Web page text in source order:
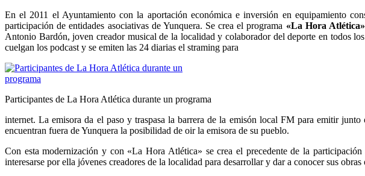
En el 2011 el Ayuntamiento con la aportación económica e inversión en equipamiento
participación de entidades asociativas de Yunquera. Se crea el programa «La Hora Atlética»
Antonio Bardón, joven creador musical de la localidad y colaborador del deporte en todos
cuelgan los podcast y se emiten las 24 diarias el straming para
Participantes de La Hora Atlética durante un programa
internet. La emisora da el paso y traspasa la barrera de la emisón local FM para emitir
encuentran fuera de Yunquera la posibilidad de oir la emisora de su pueblo.
Con esta modernización y con «La Hora Atlética» se crea el precedente de la
interesarse por ella jóvenes creadores de la localidad para desarrollar y dar a conocer sus